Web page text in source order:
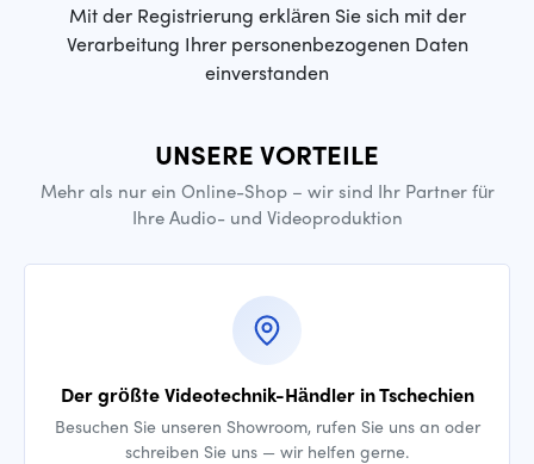
Mit der Registrierung erklären Sie sich mit der
Verarbeitung Ihrer personenbezogenen Daten
einverstanden
UNSERE VORTEILE
Mehr als nur ein Online-Shop – wir sind Ihr Partner für
Ihre Audio- und Videoproduktion
Der größte Videotechnik-Händler in Tschechien
Besuchen Sie unseren Showroom, rufen Sie uns an oder
schreiben Sie uns — wir helfen gerne.